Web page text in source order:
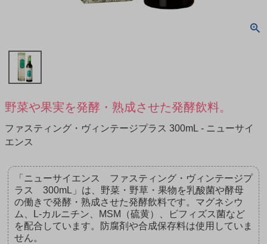
野菜や果実を発酵・熟成させた発酵飲料。
ファスティング・ヴィンテージプラス 300mL - ニューサイ
エンス
「ニューサイエンス ファスティング・ヴィンテージプ
ラス 300mL」は、野菜・野草・果物を乳酸菌や酵母
の働きで発酵・熟成させた発酵飲料です。マグネシウ
ム、L-カルニチン、MSM（硫黄）、ビフィズス菌など
を配合しています。防腐剤や合成保存料は使用していま
せん。